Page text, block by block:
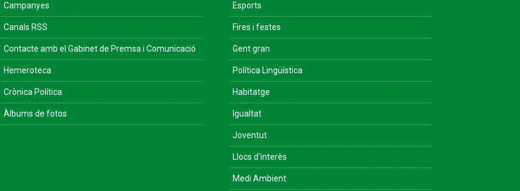
Campanyes
Canals RSS
Contacte amb el Gabinet de Premsa i Comunicació
Hemeroteca
Crònica Política
Àlbums de fotos
Esports
Fires i festes
Gent gran
Política Lingüística
Habitatge
Igualtat
Joventut
Llocs d'interès
Medi Ambient